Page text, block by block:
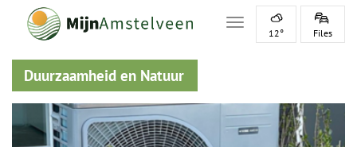
Toggle navigation
12° Files
Duurzaamheid en Natuur